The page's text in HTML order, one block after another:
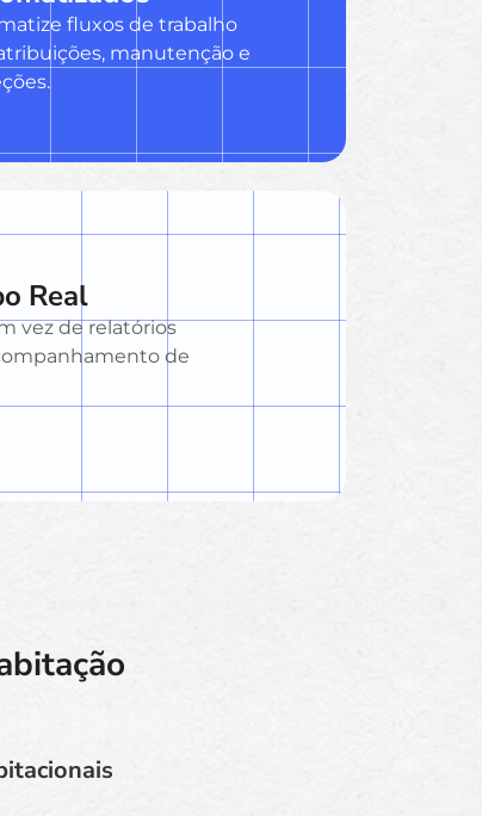
fluxos de trabalho
manutenção e
Real
vez de relatórios
de